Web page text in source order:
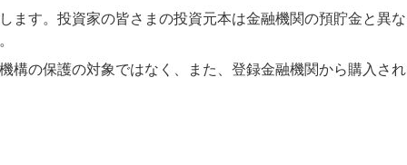
す。投資家の皆さまの投資元本は金融機関の預貯金と異
の保護の対象ではなく、また、登録金融機関から購入さ